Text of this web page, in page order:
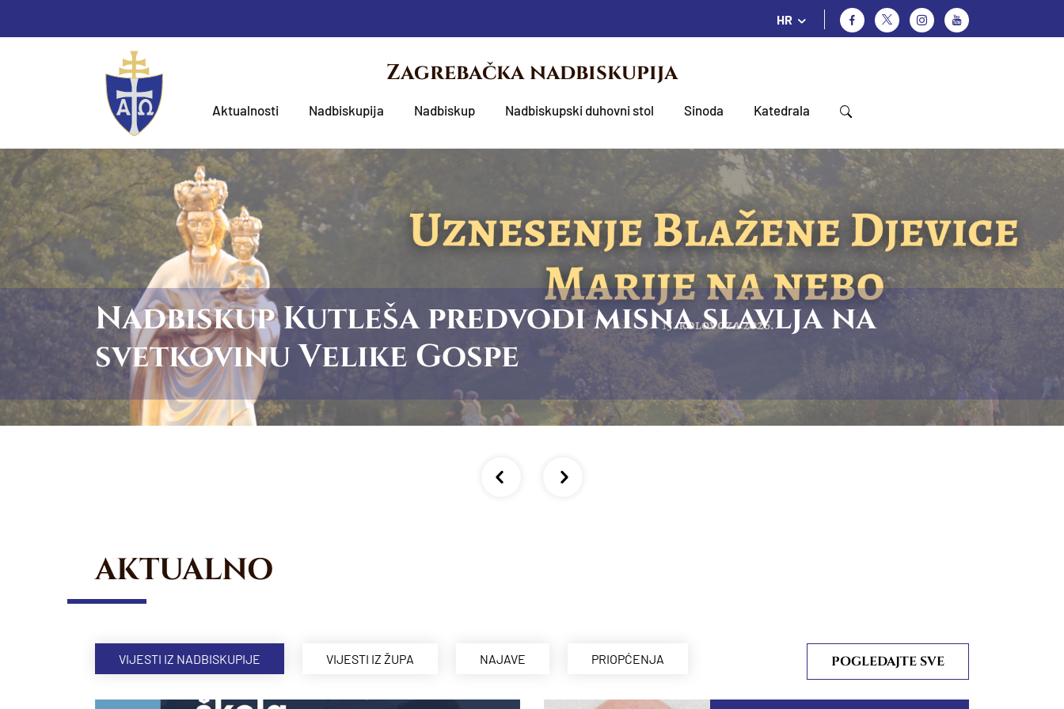
HR
Zagrebačka nadbiskupija
Aktualnosti Nadbiskupija Nadbiskup Nadbiskupski duhovni stol Sinoda Katedrala
Nadbiskup Kutleša predvodi misna slavlja na
svetkovinu Velike Gospe
AKTUALNO
VIJESTI IZ NADBISKUPIJE VIJESTI IZ ŽUPA NAJAVE PRIOPĆENJA POGLEDAJTE SVE